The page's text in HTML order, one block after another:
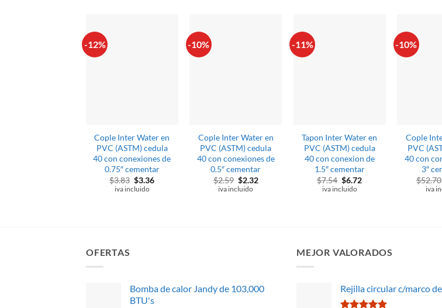
-12%
Cople Inter Water en
PVC (ASTM) cedula
40 con conexiones de
0.75″ cementar
$3.83 El
precio
$3.36El
iva incluido
-10%
Cople Inter Water en
PVC (ASTM) cedula
40 con conexiones de
0.5″ cementar
$2.59 El
precio
$2.32El
iva incluido
-11%
Tapon Inter Water en
PVC (ASTM) cedula
40 con conexion de
1.5″ cementar
$7.54 El
precio
$6.72El
iva incluido
-10%
Cople
PVC
40 con
3″
$52.70
iva
OFERTAS
Bomba de calor Jandy de 103,000
BTU's
MEJOR VALORADOS
Rejilla circular c/marco